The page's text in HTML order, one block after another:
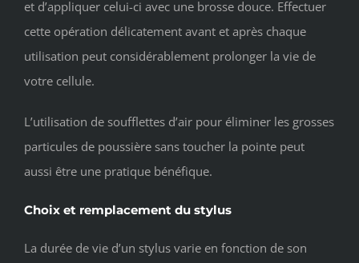
et d’appliquer celui-ci avec une brosse douce. Effectuer
cette opération délicatement avant et après chaque
utilisation peut considérablement prolonger la vie de
votre cellule.
L’utilisation de soufflettes d’air pour éliminer les grosses
particules de poussière sans toucher la pointe peut
aussi être une pratique bénéfique.
Choix et remplacement du stylus
La durée de vie d’un stylus varie en fonction de son